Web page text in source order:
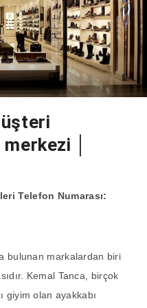
│
Telefon Numarası:
bulunan markalardan biri
Kemal Tanca, birçok
giyim olan ayakkabı